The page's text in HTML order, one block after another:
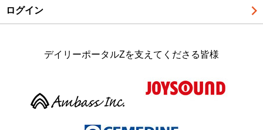
ログイン
デイリーポータルZを支えてくださる皆様